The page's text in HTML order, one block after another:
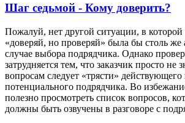
Шаг седьмой - Кому доверить?
Пожалуй, нет другой ситуации, в которой
«доверяй, но проверяй» была бы столь же
случае выбора подрядчика. Однако
затрудняется тем, что заказчик просто не
вопросам следует «трясти» действующего
потенциального подрядчика. Во
полезно просмотреть список вопросов,
должны быть озвучены в разговоре с